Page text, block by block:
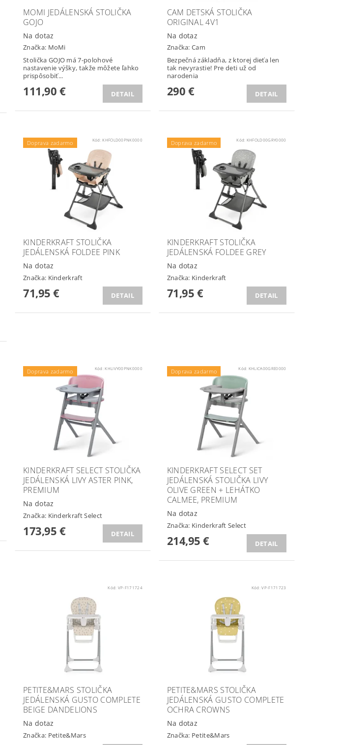
MOMI JEDÁLENSKÁ STOLIČKA
GOJO
Na dotaz
Značka: MoMi
Stolička GOJO má 7-polohové
nastavenie výšky, takže môžete ľahko
prispôsobiť...
111,90 € DETAIL
CAM DETSKÁ STOLIČKA
ORIGINAL 4V1
Na dotaz
Značka:Cam
Bezpečná základňa, z ktorej dieťa len
tak nevyrastie! Pre deti už od
narodenia
290 € DETAIL
Doprava zadarmo Kód:KHFOLD00PNK0000
KINDERKRAFT STOLIČKA
JEDÁLENSKÁ FOLDEE PINK
Na dotaz
Značka: Kinderkraft
71,95 € DETAIL
Doprava zadarmo Kód: KHFOLD00GRY0000
KINDERKRAFT STOLIČKA
JEDÁLENSKÁ FOLDEE GREY
Na dotaz
Značka: Kinderkraft
71,95 € DETAIL
Doprava zadarmo Kód:KHLIVY00PNK0000
KINDERKRAFT SELECT STOLIČKA
JEDÁLENSKÁ LIVY ASTER PINK,
PREMIUM
Na dotaz
Značka: Kinderkraft Select
173,95 € DETAIL
Doprava zadarmo Kód: KHLICA00GRE0000
KINDERKRAFT SELECT SET
JEDÁLENSKÁ STOLIČKA LIVY
OLIVE GREEN + LEHÁTKO
CALMEE, PREMIUM
Na dotaz
Značka: Kinderkraft Select
214,95 € DETAIL
Kód: VP-F171724
PETITE&MARS STOLIČKA
JEDÁLENSKÁ GUSTO COMPLETE
BEIGE DANDELIONS
Na dotaz
Značka: Petite&Mars
Kód:VP-F171723
PETITE&MARS STOLIČKA
JEDÁLENSKÁ GUSTO COMPLETE
OCHRA CROWNS
Na dotaz
Značka: Petite&Mars